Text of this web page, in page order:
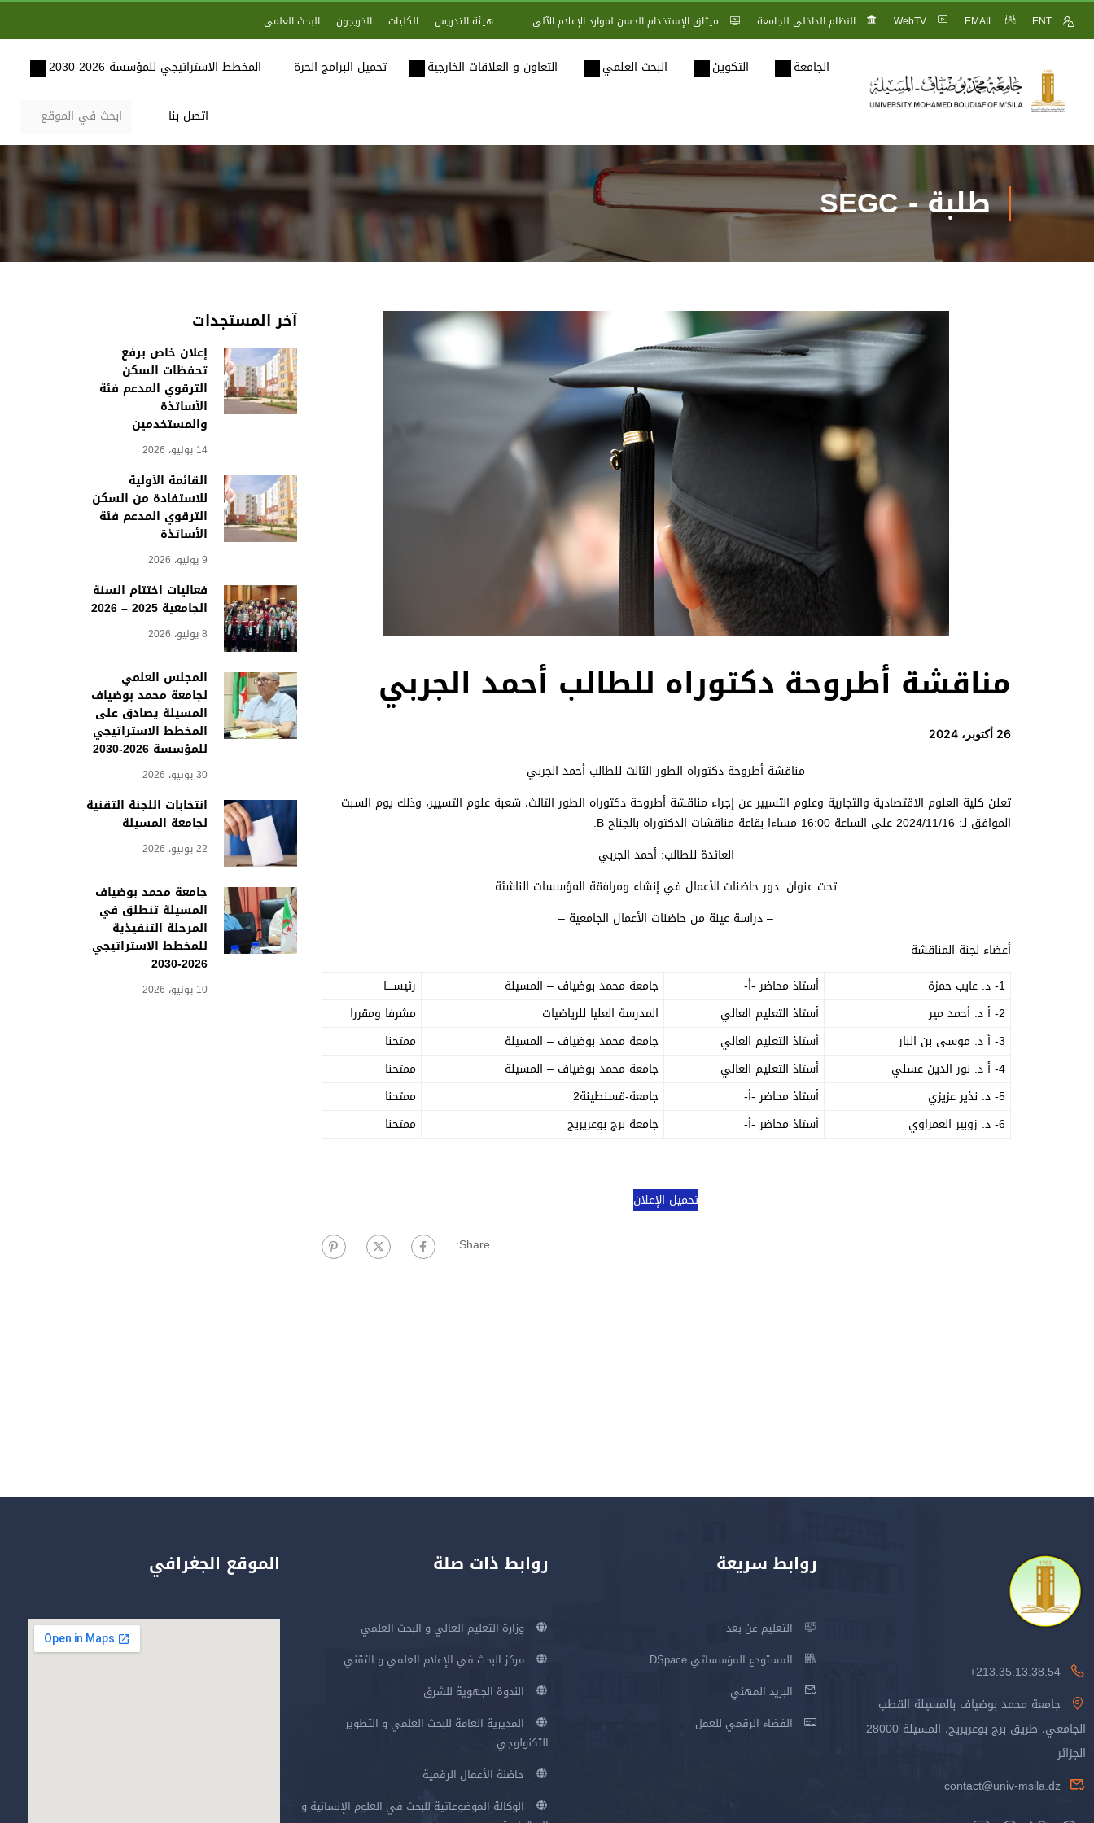
ENT
EMAIL
WebTV النظام الداخلي للجامعة ميثاق الإستخدام الحسن لموارد الإعلام الآلي هيئة التدريس الكليات الخريجون البحث العلمي
الجامعة التكوين البحث العلمي التعاون و العلاقات الخارجية تحميل البرامج الحرة المخطط الاستراتيجي للمؤسسة 2026-2030
اتصل بنا
طلبة - SEGC
مناقشة أطروحة دكتوراه للطالب أحمد الجربي
26 أكتوبر، 2024
مناقشة أطروحة دكتوراه الطور الثالث للطالب أحمد الجربي
تعلن كلية العلوم الاقتصادية والتجارية وعلوم التسيير عن إجراء مناقشة أطروحة دكتوراه الطور الثالث، شعبة علوم التسيير، وذلك يوم السبت
الموافق لـ: 2024/11/16 على الساعة 16:00 مساءا بقاعة مناقشات الدكتوراه بالجناح B.
العائدة للطالب: أحمد الجربي
تحت عنوان: دور حاضنات الأعمال في إنشاء ومرافقة المؤسسات الناشئة
– دراسة عينة من حاضنات الأعمال الجامعية –
أعضاء لجنة المناقشة
1- د. عايب حمزة
أستاذ محاضر -أ- جامعة محمد بوضياف – المسيلة
رئيســــا
2- أ د. أحمد مير
أستاذ التعليم العالي المدرسة العليا للرياضيات
مشرفا ومقررا
3- أ د. موسى بن البار
أستاذ التعليم العالي جامعة محمد بوضياف – المسيلة
ممتحنا
4- أ د. نور الدين عسلي
أستاذ التعليم العالي جامعة محمد بوضياف – المسيلة
ممتحنا
5- د. نذير عزيزي
أستاذ محاضر -أ- جامعة-قسنطينة2
ممتحنا
6- د. زوبير العمراوي
أستاذ محاضر -أ- جامعة برج بوعريريج ممتحنا
تحميل الإعلان
Share:
آخر المستجدات
إعلان خاص برفع
تحفظات السكن
الترقوي المدعم فئة
الأساتذة
والمستخدمين
14 يوليو، 2026
القائمة الأولية
للاستفادة من السكن
الترقوي المدعم فئة
الأساتذة
9 يوليو، 2026
فعاليات اختتام السنة
الجامعية 2025 – 2026
8 يوليو، 2026
المجلس العلمي
لجامعة محمد بوضياف
المسيلة يصادق على
المخطط الاستراتيجي
للمؤسسة 2026-2030
30 يونيو، 2026
انتخابات اللجنة التقنية
لجامعة المسيلة
22 يونيو، 2026
جامعة محمد بوضياف
المسيلة تنطلق في
المرحلة التنفيذية
للمخطط الاستراتيجي
2026-2030
10 يونيو، 2026
213.35.13.38.54+
جامعة محمد بوضياف بالمسيلة القطب
الجامعي، طريق برج بوعريريج، المسيلة 28000
الجزائر
contact@univ-msila.dz
روابط سريعة
التعليم عن بعد
المستودع المؤسساتي DSpace
البريد المهني
الفضاء الرقمي للعمل
روابط ذات صلة
وزارة التعليم العالي و البحث العلمي
مركز البحث في الإعلام العلمي و التقني
الندوة الجهوية للشرق
المديرية العامة للبحث العلمي و التطوير
التكنولوجي
حاضنة الأعمال الرقمية
الوكالة الموضوعاتية للبحث في العلوم الإنسانية و
الموقع الجغرافي